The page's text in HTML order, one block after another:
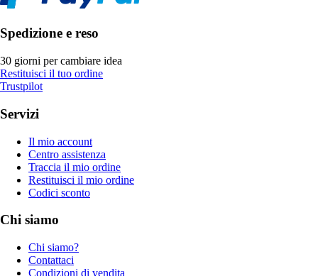
Spedizione e reso
30 giorni per cambiare idea
Restituisci il tuo ordine
Trustpilot
Servizi
Il mio account
Centro assistenza
Traccia il mio ordine
Restituisci il mio ordine
Codici sconto
Chi siamo
Chi siamo?
Contattaci
Condizioni di vendita